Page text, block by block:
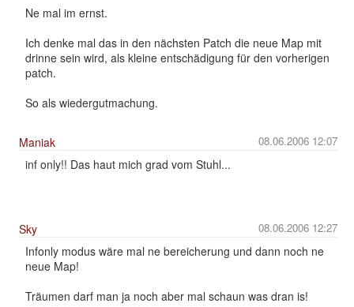
Ne mal im ernst.
Ich denke mal das in den nächsten Patch die neue Map mit
drinne sein wird, als kleine entschädigung für den vorherigen
patch.
So als wiedergutmachung.
08.06.2006 12:07
Maniak
inf only!! Das haut mich grad vom Stuhl...
08.06.2006 12:27
Sky
Infonly modus wäre mal ne bereicherung und dann noch ne
neue Map!
Träumen darf man ja noch aber mal schaun was dran is!